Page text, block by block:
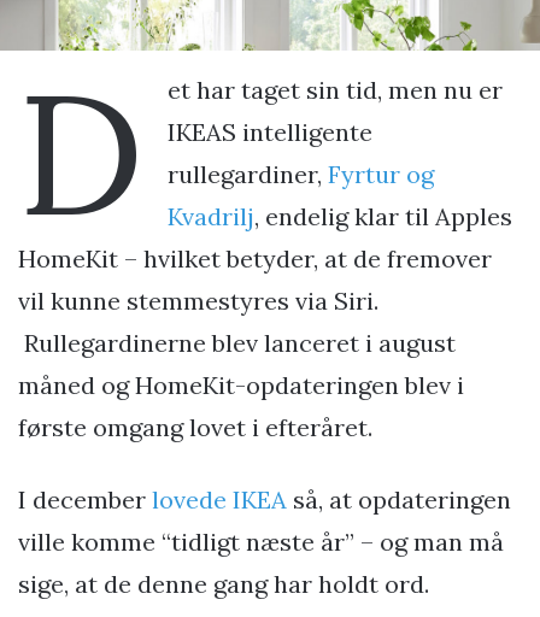
D
et har taget sin tid, men nu er
IKEAS intelligente
rullegardiner, Fyrtur og
Kvadrilj, endelig klar til Apples
HomeKit – hvilket betyder, at de fremover
vil kunne stemmestyres via Siri.
Rullegardinerne blev lanceret i august
måned og HomeKit-opdateringen blev i
første omgang lovet i efteråret.
I december lovede IKEA så, at opdateringen
ville komme “tidligt næste år” – og man må
sige, at de denne gang har holdt ord.